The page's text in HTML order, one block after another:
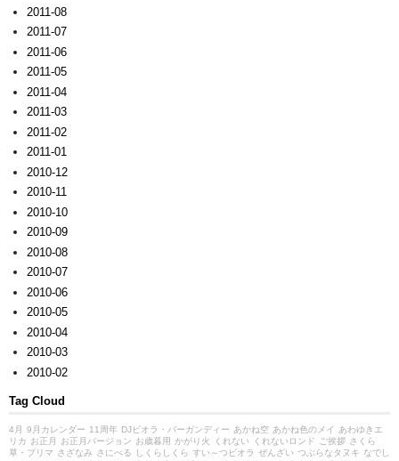
2011-08
2011-07
2011-06
2011-05
2011-04
2011-03
2011-02
2011-01
2010-12
2010-11
2010-10
2010-09
2010-08
2010-07
2010-06
2010-05
2010-04
2010-03
2010-02
Tag Cloud
4月 9月カレンダー 11周年 DJビオラ・バーガンディー あかね空 あかね色のメイ
あわゆきエ
リカ お正月 お正月バージョン お歳暮用 かがり火 くれない くれないロンド ご挨拶 さくら
草・プリマ さざなみ さにべる しくらしくら すい～つビオラ ぜんざい つぶらなタヌキ なでし